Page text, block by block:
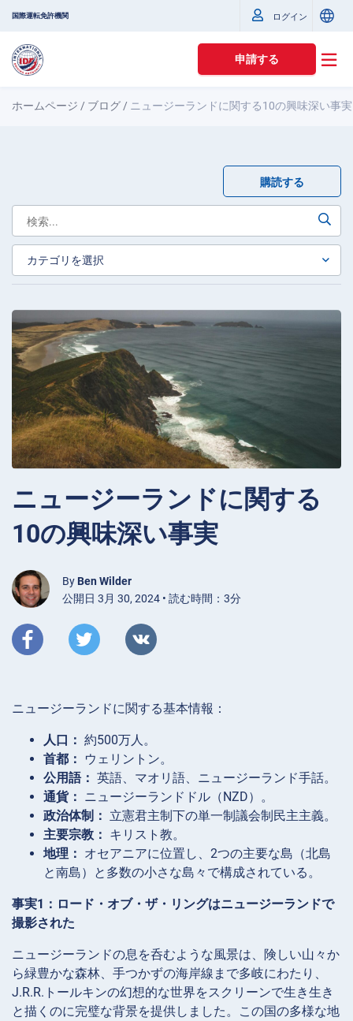
国際運転免許機関 ログイン
申請する
ホームページ / ブログ / ニュージーランドに関する10の興味深い事実
購読する
ニュージーランドに関する
10の興味深い事実
By Ben Wilder
公開日 3月 30, 2024 • 読む時間：3分
ニュージーランドに関する基本情報：
人口： 約500万人。
首都：
ウェリントン。
公用語： 英語、マオリ語、ニュージーランド手話。
通貨： ニュージーランドドル（NZD）。
政治体制： 立憲君主制下の単一制議会制民主主義。
主要宗教： キリスト教。
地理： オセアニアに位置し、2つの主要な島（北島
と南島）と多数の小さな島々で構成されている。
事実1：ロード・オブ・ザ・リングはニュージーランドで
撮影された
ニュージーランドの息を呑むような風景は、険しい山々か
ら緑豊かな森林、手つかずの海岸線まで多岐にわたり、
J.R.R.トールキンの幻想的な世界をスクリーンで生き生き
と描くのに完璧な背景を提供しました。この国の多様な地